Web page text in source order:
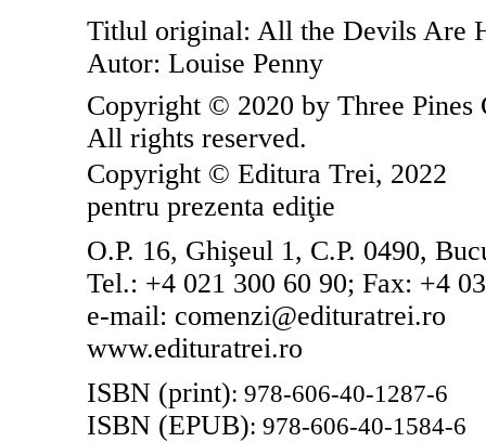
Titlul original: All the Devils Are
Autor: Louise Penny
Copyright © 2020 by Three Pines
All rights reserved.
Copyright © Editura Trei, 2022
pentru prezenta ediţie
O.P. 16, Ghişeul 1, C.P. 0490,
Tel.: +4 021 300 60 90; Fax: +4
e-mail: comenzi@edituratrei.ro
www.edituratrei.ro
ISBN (print): 978-606-40-1287-6
ISBN (EPUB): 978-606-40-1584-6